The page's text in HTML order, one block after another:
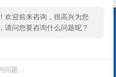
欢迎前来咨询，很高兴为您
请问您要咨询什么问题呢？
联系我们